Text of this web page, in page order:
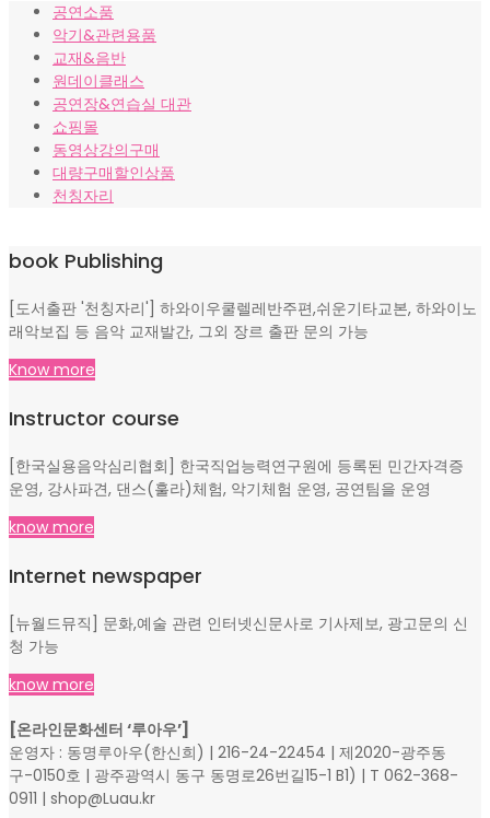
격:
₩10,000.₩8,000.
공연소품
악기&관련용품
교재&음반
원데이클래스
공연장&연습실 대관
쇼핑몰
동영상강의구매
대량구매할인상품
천칭자리
book Publishing
[도서출판 '천칭자리'] 하와이우쿨렐레반주편,쉬운기타교본, 하와이노
래악보집 등 음악 교재발간, 그외 장르 출판 문의 가능
Know more
Instructor course
[한국실용음악심리협회] 한국직업능력연구원에 등록된 민간자격증
운영, 강사파견, 댄스(훌라)체험, 악기체험 운영, 공연팀을 운영
know more
Internet newspaper
[뉴월드뮤직] 문화,예술 관련 인터넷신문사로 기사제보, 광고문의 신
청 가능
know more
[온라인문화센터 ‘루아우’]
운영자 : 동명루아우(한신희) | 216-24-22454 | 제2020-광주동
구-0150호 | 광주광역시 동구 동명로26번길15-1 B1) | T 062-368-
0911 | shop@Luau.kr